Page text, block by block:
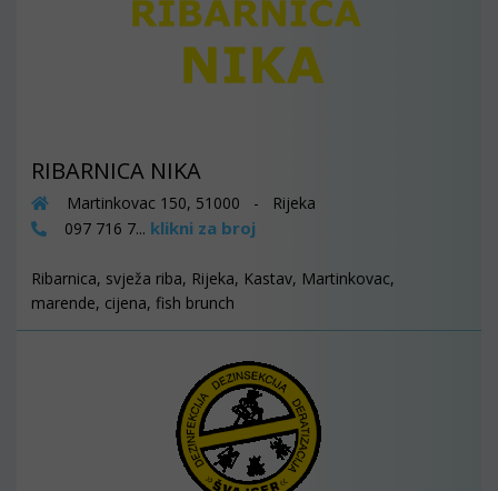
RIBARNICA NIKA
Martinkovac 150, 51000 - Rijeka
097 716 7... klikni za broj
Ribarnica, svježa riba, Rijeka, Kastav, Martinkovac,
marende, cijena, fish brunch